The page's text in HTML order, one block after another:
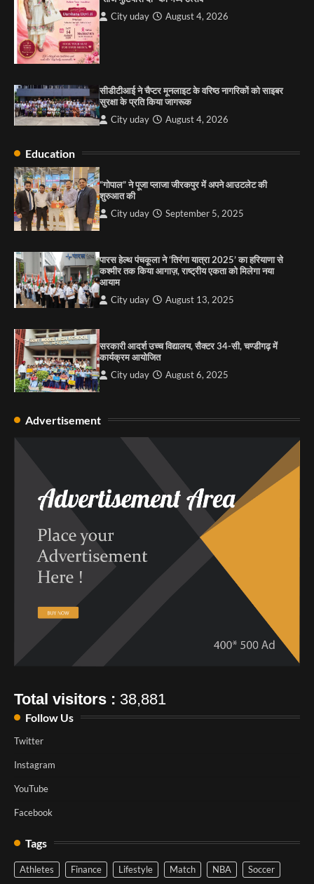
2
कश्मीर तक किया आगाज़, राष्ट्रीय एकता को मिलेगा नया
आयाम
3
City uday August 6, 2025
की कसम: देवशाली
City uday
City uday August 4, 2026
सीडीटीआई ने चैप्टर मूनलाइट के वरिष्ठ नागरिकों को साइबर
सुरक्षा के प्रति किया जागरूक
City uday August 4, 2026
Education
“गोपाल” ने पूजा प्लाजा जीरकपुर में अपने आउटलेट की
शुरुआत की
City uday September 5, 2025
पारस हेल्थ पंचकूला ने ‘तिरंगा यात्रा 2025’ का हरियाणा से
कश्मीर तक किया आगाज़, राष्ट्रीय एकता को मिलेगा नया
आयाम
City uday August 13, 2025
सरकारी आदर्श उच्च विद्यालय, सैक्टर 34-सी, चण्डीगढ़ में
कार्यक्रम आयोजित
City uday August 6, 2025
Advertisement
Total visitors : 38,881
Follow Us
Twitter
Instagram
YouTube
Facebook
Tags
Athletes Finance Lifestyle Match NBA Soccer